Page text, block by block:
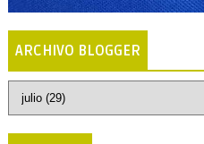
ARCHIVO BLOGGER